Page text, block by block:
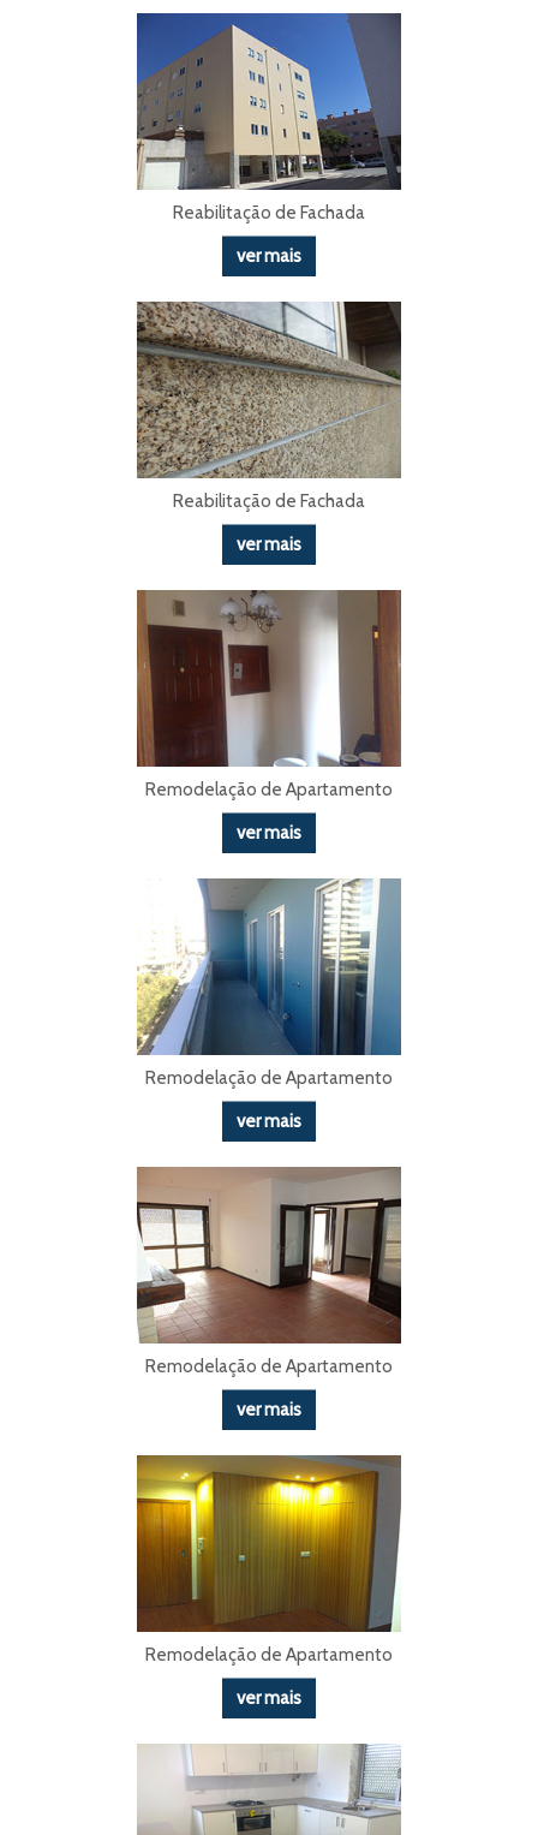
Reabilitação de Fachada
ver mais
Reabilitação de Fachada
ver mais
Remodelação de Apartamento
ver mais
Remodelação de Apartamento
ver mais
Remodelação de Apartamento
ver mais
Remodelação de Apartamento
ver mais